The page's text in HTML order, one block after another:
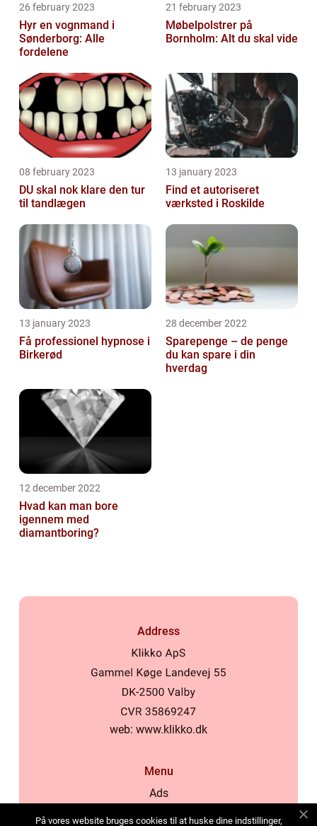
26 february 2023
Hyr en vognmand i
Sønderborg: Alle
fordelene
21 february 2023
Møbelpolstrer på
Bornholm: Alt du skal vide
08 february 2023
DU skal nok klare den tur
til tandlægen
13 january 2023
Find et autoriseret
værksted i Roskilde
13 january 2023
Få professionel hypnose i
Birkerød
28 december 2022
Sparepenge – de penge
du kan spare i din
hverdag
12 december 2022
Hvad kan man bore
igennem med
diamantboring?
Address
web: www.klikko.dk
Menu
Ads
På vores website bruges cookies til at huske dine indstillinger,